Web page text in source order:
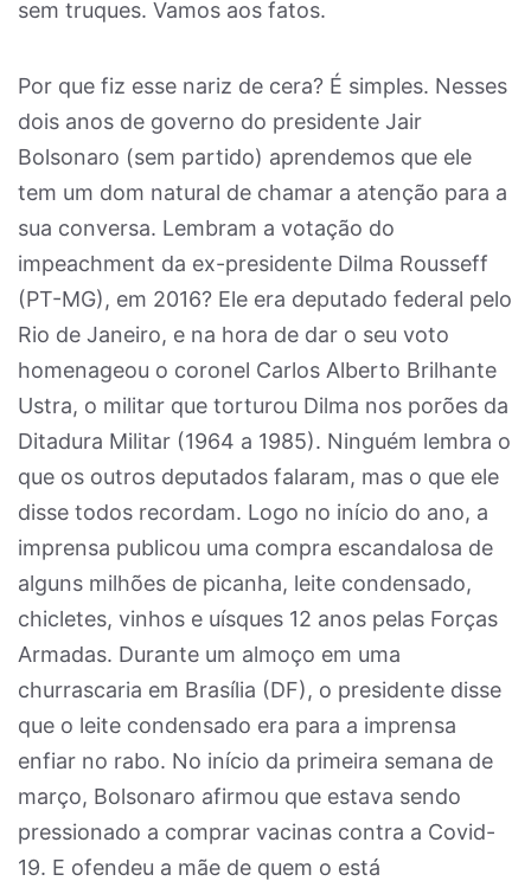
sem truques. Vamos aos fatos.
Por que fiz esse nariz de cera? É simples. Nesses
dois anos de governo do presidente Jair
Bolsonaro (sem partido) aprendemos que ele
tem um dom natural de chamar a atenção para a
sua conversa. Lembram a votação do
impeachment da ex-presidente Dilma Rousseff
(PT-MG), em 2016? Ele era deputado federal pelo
Rio de Janeiro, e na hora de dar o seu voto
homenageou o coronel Carlos Alberto Brilhante
Ustra, o militar que torturou Dilma nos porões da
Ditadura Militar (1964 a 1985). Ninguém lembra o
que os outros deputados falaram, mas o que ele
disse todos recordam. Logo no início do ano, a
imprensa publicou uma compra escandalosa de
alguns milhões de picanha, leite condensado,
chicletes, vinhos e uísques 12 anos pelas Forças
Armadas. Durante um almoço em uma
churrascaria em Brasília (DF), o presidente disse
que o leite condensado era para a imprensa
enfiar no rabo. No início da primeira semana de
março, Bolsonaro afirmou que estava sendo
pressionado a comprar vacinas contra a Covid-
19. E ofendeu a mãe de quem o está